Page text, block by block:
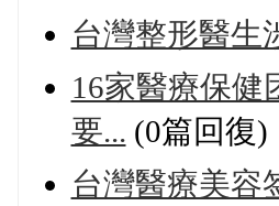
台灣整形醫生
16家醫療保健
要... (0篇回復)
台灣醫療美容